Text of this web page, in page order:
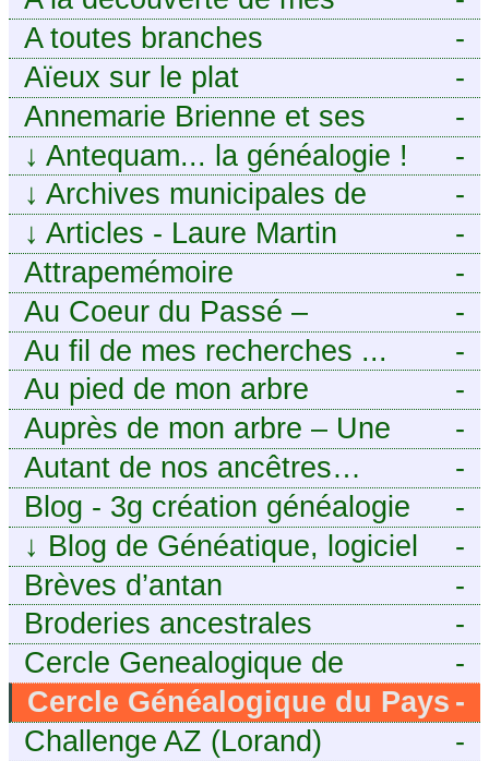
ancêtres
-
A toutes branches
-
Aïeux sur le plat
-
Annemarie Brienne et ses
challenges de A à Z
-
↓ Antequam... la généalogie !
-
↓ Archives municipales de
Montpellier
-
↓ Articles - Laure Martin
-
Attrapemémoire
-
Au Coeur du Passé –
Généalogie Familiale
-
Au fil de mes recherches ...
-
Au pied de mon arbre
-
Auprès de mon arbre – Une
histoire de racines
-
Autant de nos ancêtres…
-
Blog - 3g création généalogie
-
↓ Blog de Généatique, logiciel
de généalogie
-
Brèves d’antan
-
Broderies ancestrales
-
Cercle Genealogique de
l’Aveyron
-
Cercle Généalogique du Pays
de Caux - Seine-Maritime
-
Challenge AZ (Lorand)